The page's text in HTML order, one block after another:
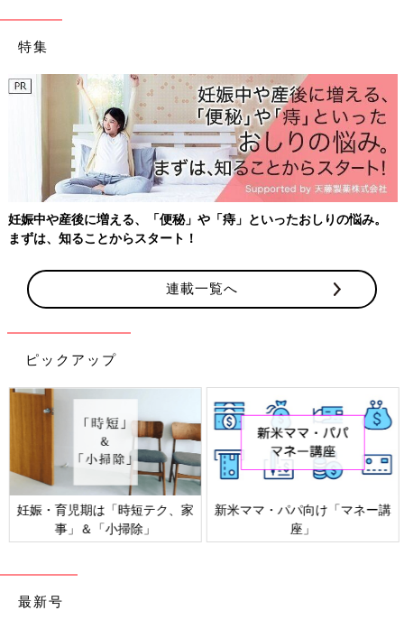
特集
妊娠中や産後に増える、「便秘」や「痔」といったおしりの悩み。
まずは、知ることからスタート！
連載一覧へ
ピックアップ
妊娠・育児期は「時短テク、家
事」＆「小掃除」
新米ママ・パパ向け「マネー講
座」
最新号